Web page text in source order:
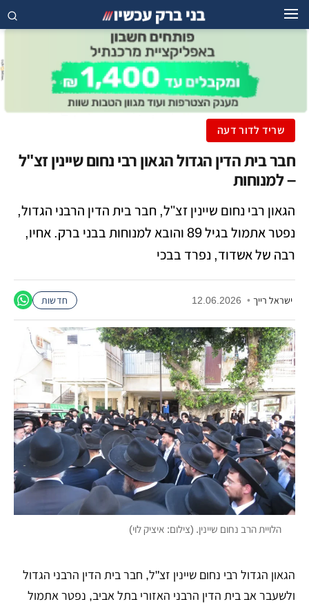
שריד לדור דעה
חבר בית הדין הגדול הגאון רבי נחום שיינין זצ"ל
– למנוחות
הגאון רבי נחום שיינין זצ"ל, חבר בית הדין הרבני הגדול,
נפטר אתמול בגיל 89 והובא למנוחות בבני ברק. אחיו,
רבה של אשדוד, נפרד בבכי
ישראל רייך •
12.06.2026 חדשות
הלויית הרב נחום שיינין. (צילום: איציק לוי)
הגאון הגדול רבי נחום שיינין זצ"ל, חבר בית הדין הרבני הגדול
ולשעבר אב בית הדין הרבני האזורי בתל אביב, נפטר אתמול